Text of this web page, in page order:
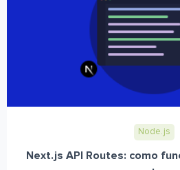
Node.js
Next.js API Routes: como